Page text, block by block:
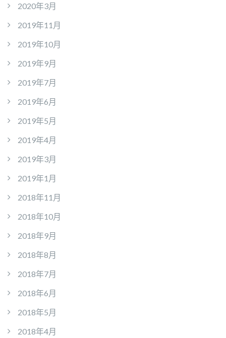
2020年3月
2019年11月
2019年10月
2019年9月
2019年7月
2019年6月
2019年5月
2019年4月
2019年3月
2019年1月
2018年11月
2018年10月
2018年9月
2018年8月
2018年7月
2018年6月
2018年5月
2018年4月